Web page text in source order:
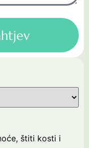
štiti kosti i